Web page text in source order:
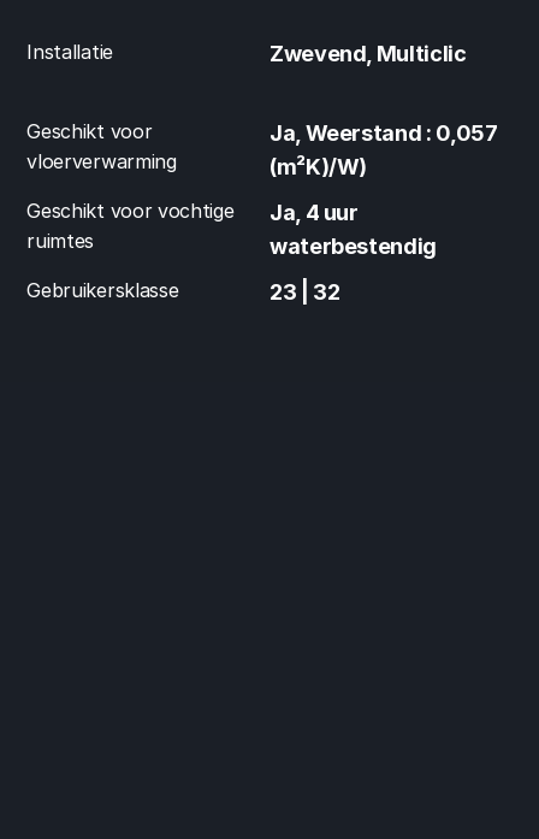
Installatie Zwevend, Multiclic
Geschikt voor
vloerverwarming
Ja, Weerstand : 0,057
(m²K)/W)
Geschikt voor vochtige
ruimtes
Ja, 4 uur
waterbestendig
Gebruikersklasse 23 | 32